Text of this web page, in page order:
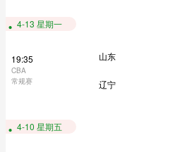
4-13 星期一
19:35
CBA
常规赛
山东
辽宁
4-10 星期五